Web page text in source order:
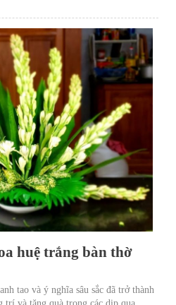
huệ trắng bàn thờ
tao và ý nghĩa sâu sắc đã trở thành